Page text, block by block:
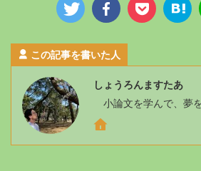
この記事を書いた人
しょうろんますたあ
小論文を学んで、夢